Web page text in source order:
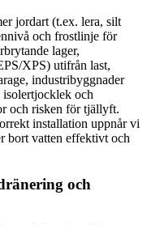
jordart (t.ex. lera, silt
och frostlinje för
lager,
XPS) utifrån last,
industribyggnader
och
och risken för tjällyft.
installation uppnår vi
bort vatten effektivt och
och